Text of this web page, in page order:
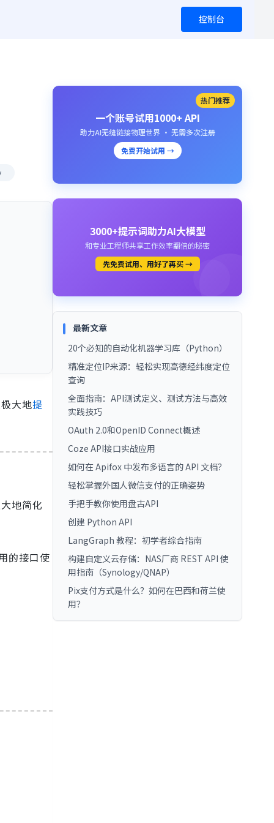
控制台
大地提
地简化
的接口使
热门推荐
一个账号试用1000+ API
助力AI无缝链接物理世界 · 无需多次注册
免费开始试用 →
3000+提示词助力AI大模型
和专业工程师共享工作效率翻倍的秘密
先免费试用、用好了再买 →
最新文章
20个必知的自动化机器学习库（Python）
精准定位IP来源：轻松实现高德经纬度定位
查询
全面指南：API测试定义、测试方法与高效
实践技巧
OAuth 2.0和OpenID Connect概述
Coze API接口实战应用
如何在 Apifox 中发布多语言的 API 文档？
轻松掌握外国人微信支付的正确姿势
手把手教你使用盘古API
创建 Python API
LangGraph 教程：初学者综合指南
构建自定义云存储：NAS厂商 REST API 使
用指南（Synology/QNAP）
Pix支付方式是什么？如何在巴西和荷兰使
用？